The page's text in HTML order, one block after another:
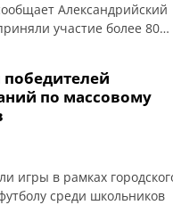
Александрийский
участие более 80
фехтовальщицы в своих
показали […]
по массовому
игры в рамках
среди школьников